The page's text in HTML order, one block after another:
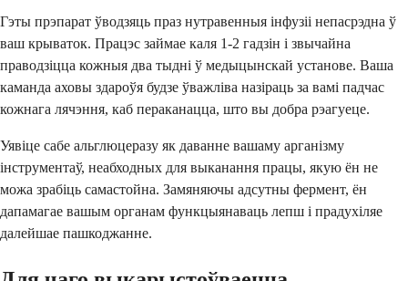
Гэты прэпарат ўводзяць праз нутравенныя інфузіі непасрэдна ў
ваш крываток. Працэс займае каля 1-2 гадзін і звычайна
праводзіцца кожныя два тыдні ў медыцынскай установе. Ваша
каманда аховы здароўя будзе ўважліва назіраць за вамі падчас
кожнага лячэння, каб пераканацца, што вы добра рэагуеце.
Уявіце сабе альглюцеразу як даванне вашаму арганізму
інструментаў, неабходных для выканання працы, якую ён не
можа зрабіць самастойна. Замяняючы адсутны фермент, ён
дапамагае вашым органам функцыянаваць лепш і прадухіляе
далейшае пашкоджанне.